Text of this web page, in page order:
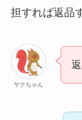
担すれば返品
ヤクちゃん